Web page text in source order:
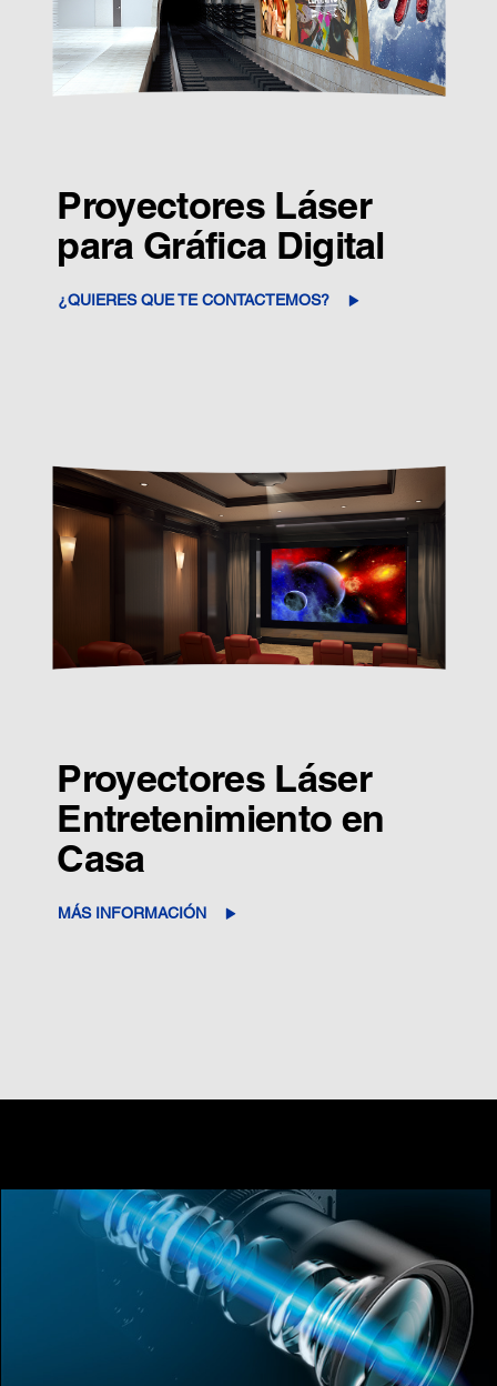
Proyectores Láser
para Gráfica Digital
¿QUIERES QUE TE CONTACTEMOS?
Proyectores Láser
Entretenimiento en
Casa
MÁS INFORMACIÓN